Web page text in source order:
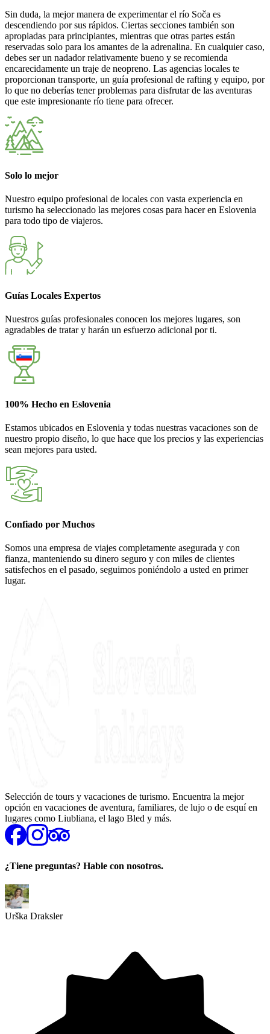
Sin duda, la mejor manera de experimentar el río Soča es
descendiendo por sus rápidos. Ciertas secciones también son
apropiadas para principiantes, mientras que otras partes están
reservadas solo para los amantes de la adrenalina. En cualquier caso,
debes ser un nadador relativamente bueno y se recomienda
encarecidamente un traje de neopreno. Las agencias locales te
proporcionan transporte, un guía profesional de rafting y equipo, por
lo que no deberías tener problemas para disfrutar de las aventuras
que este impresionante río tiene para ofrecer.
Solo lo mejor
Nuestro equipo profesional de locales con vasta experiencia en
turismo ha seleccionado las mejores cosas para hacer en Eslovenia
para todo tipo de viajeros.
Guías Locales Expertos
Nuestros guías profesionales conocen los mejores lugares, son
agradables de tratar y harán un esfuerzo adicional por ti.
100% Hecho en Eslovenia
Estamos ubicados en Eslovenia y todas nuestras vacaciones son de
nuestro propio diseño, lo que hace que los precios y las experiencias
sean mejores para usted.
Confiado por Muchos
Somos una empresa de viajes completamente asegurada y con
fianza, manteniendo su dinero seguro y con miles de clientes
satisfechos en el pasado, seguimos poniéndolo a usted en primer
lugar.
Selección de tours y vacaciones de turismo. Encuentra la mejor
opción en vacaciones de aventura, familiares, de lujo o de esquí en
lugares como Liubliana, el lago Bled y más.
¿Tiene preguntas? Hable con nosotros.
Urška Draksler